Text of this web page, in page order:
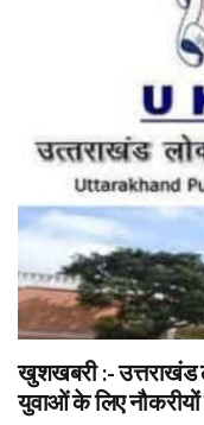
खुशखबरी :- उत्तराखंड
युवाओं के लिए नौकरीयों